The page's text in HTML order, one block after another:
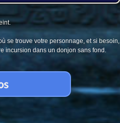
se trouve votre personnage, et si besoin,
incursion dans un donjon sans fond.